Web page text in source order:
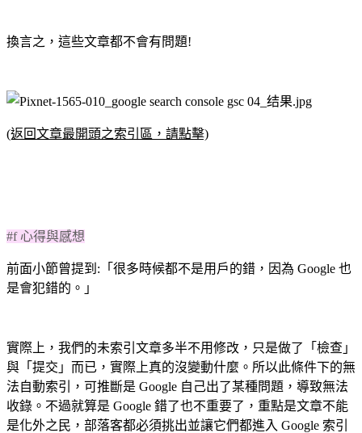
換言之，這些文章都不會有問題!
(返回文章最開頭之索引區，請點擊)
#f 心得與感想
前面小節曾提到:「很多時候都不是用戶的錯，因為 Google 也
是會犯錯的。」
實際上，我們的未索引文章多半不用修改，只是做了「檢查」
與「提交」而已，實際上真的沒變動什麼。所以此條件下的無
法自動索引，可推斷是 Google 自己出了某種問題，導致無法
收錄。不過就算是 Google 錯了也不重要了，重點是文章不能
是化外之民，部落客都必須挑出並讓它們都進入 Google 索引